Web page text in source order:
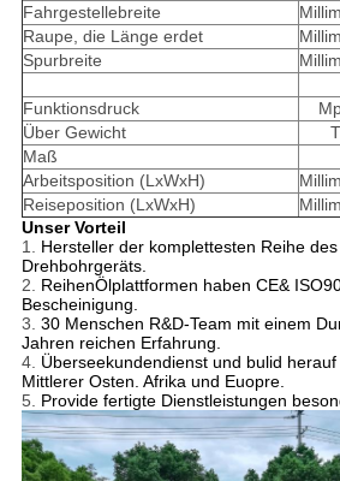
Fahrgestellebreite
Raupe, die Länge erdet
Spurbreite
Funktionsdruck
Über Gewicht
T
Maß
Arbeitsposition (LxWxH)
Reiseposition (LxWxH)
UnserVorteil
1. Hersteller der komplettesten Reihe
Drehbohrgeräts.
2. ReihenÖlplattformen haben CE&
Bescheinigung.
3. 30 Menschen R&D-Team mit einem
Jahren reichen Erfahrung.
4. Überseekundendienst und bulid
Mittlerer Osten. Afrika und Euopre.
5. Provide fertigte Dienstleistungen